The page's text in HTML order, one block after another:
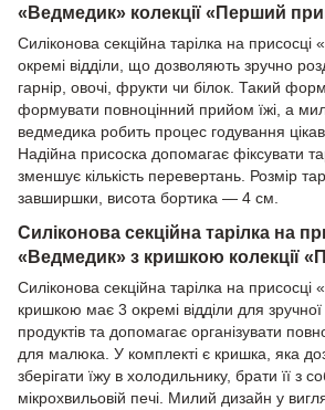
«Ведмедик» колекції «Перший
Силіконова секційна тарілка на
окремі відділи, що дозволяють зручно
гарнір, овочі, фрукти чи білок. Такий
формувати повноцінний прийом їжі, а
ведмедика робить процес годування
Надійна присоска допомагає фіксувати
зменшує кількість перевертань. Розмір
завширшки, висота бортика — 4 см.
Силіконова секційна тарілка на
«Ведмедик» з кришкою колекції
Силіконова секційна тарілка на присосці
кришкою має 3 окремі відділи для зручної
продуктів та допомагає організувати
для малюка. У комплекті є кришка, яка
зберігати їжу в холодильнику, брати її з
мікрохвильовій печі. Милий дизайн у